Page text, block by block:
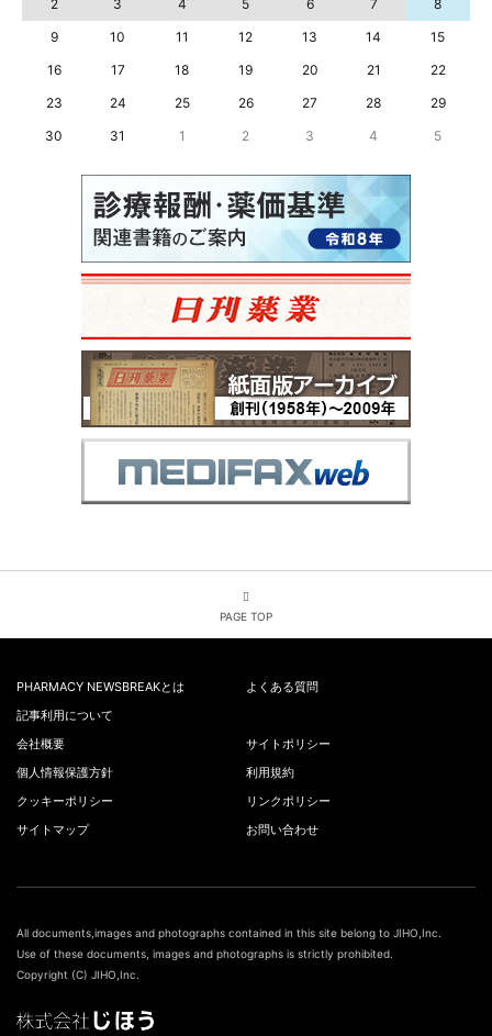
2
3 4 5 6 7
8
9
10 11 12 13 14
15
16
17 18 19 20 21
22
23
24 25 26 27 28
29
30
31 1 2 3 4 5
PAGE TOP
PHARMACY NEWSBREAKとは
よくある質問
記事利用について
会社概要
サイトポリシー
個人情報保護方針
利用規約
クッキーポリシー
リンクポリシー
サイトマップ
お問い合わせ
All documents,images and photographs contained in this site belong to JIHO,Inc.
Use of these documents, images and photographs is strictly prohibited.
Copyright (C) JIHO,Inc.